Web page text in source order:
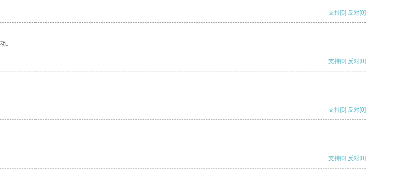
支持[0] 反对[0]
。
支持[0] 反对[0]
支持[0] 反对[0]
支持[0] 反对[0]